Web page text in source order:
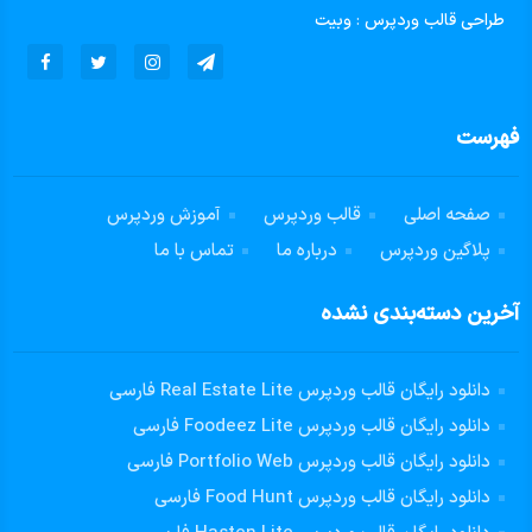
طراحی قالب وردپرس :وبیت
فهرست
صفحه اصلی قالب وردپرس
آموزش وردپرس
پلاگین وردپرس
درباره ما تماس با ما
آخرین دسته‌بندی نشده
دانلود رایگان قالب وردپرس Real Estate Lite فارسی
دانلود رایگان قالب وردپرس Foodeez Lite فارسی
دانلود رایگان قالب وردپرس Portfolio Web فارسی
دانلود رایگان قالب وردپرس Food Hunt فارسی